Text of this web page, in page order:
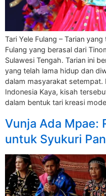
Tari Yele Fulang – Tarian
Fulang yang berasal dari
Sulawesi Tengah. Tarian ini
yang telah lama hidup dan
dalam masyarakat setempat.
Indonesia Kaya, kisah
dalam bentuk tari kreasi
Vunja Ada Mpae:
untuk Syukuri